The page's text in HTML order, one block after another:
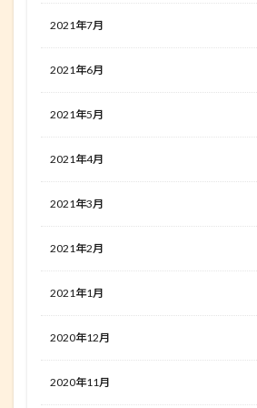
2021年7月
2021年6月
2021年5月
2021年4月
2021年3月
2021年2月
2021年1月
2020年12月
2020年11月